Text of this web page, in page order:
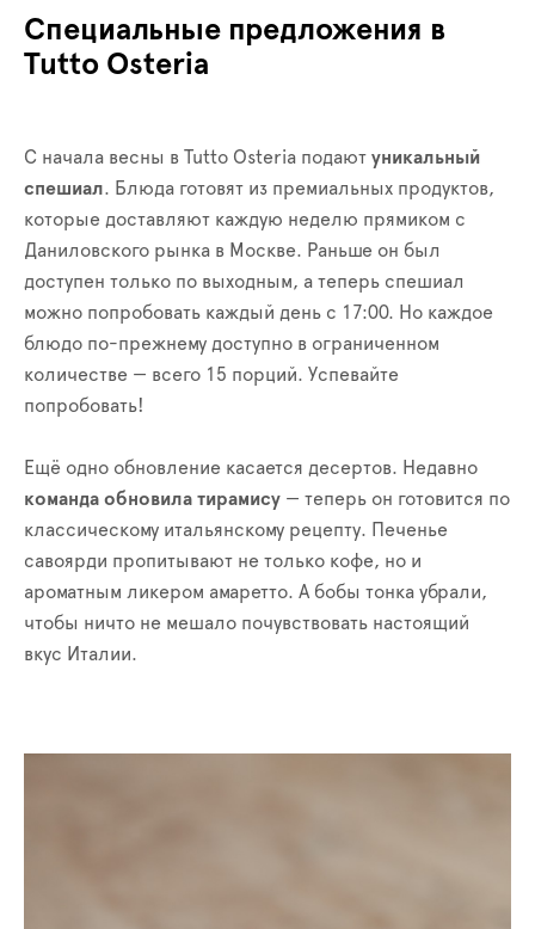
Специальные предложения в
Tutto Osteria
C начала весны в Tutto Osteria подают уникальный
спешиал. Блюда готовят из премиальных продуктов,
которые доставляют каждую неделю прямиком с
Даниловского рынка в Москве. Раньше он был
доступен только по выходным, а теперь спешиал
можно попробовать каждый день с 17:00. Но каждое
блюдо по-прежнему доступно в ограниченном
количестве — всего 15 порций. Успевайте
попробовать!
Ещё одно обновление касается десертов. Недавно
команда обновила тирамису — теперь он готовится по
классическому итальянскому рецепту. Печенье
савоярди пропитывают не только кофе, но и
ароматным ликером амаретто. А бобы тонка убрали,
чтобы ничто не мешало почувствовать настоящий
вкус Италии.